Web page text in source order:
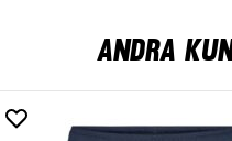
ANDRA